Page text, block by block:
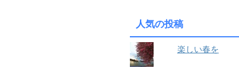
人気の投稿
楽しい春を